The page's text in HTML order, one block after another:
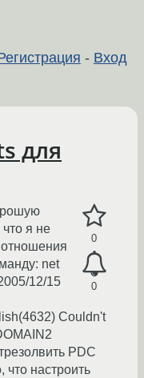
- Вход
для
0
0
я не
отношения
net
12/15
Couldn't
PDC
что настроить